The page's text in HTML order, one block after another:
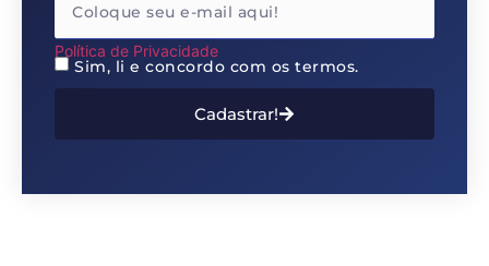
Política de Privacidade
Sim, li e concordo com os termos.
Cadastrar!